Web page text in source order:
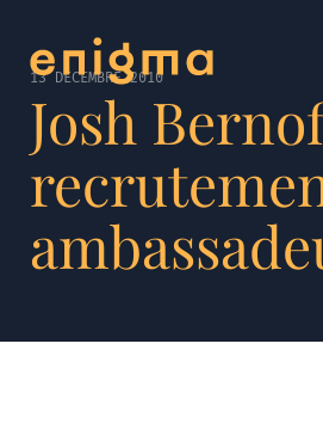
13 DÉCEMBRE 2010
Josh